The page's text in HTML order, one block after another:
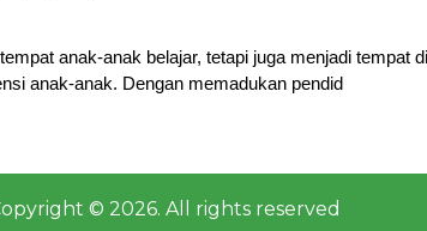
anak-anak belajar, tetapi juga menjadi tempat
anak-anak. Dengan memadukan pendid
© 2026. All rights reserved